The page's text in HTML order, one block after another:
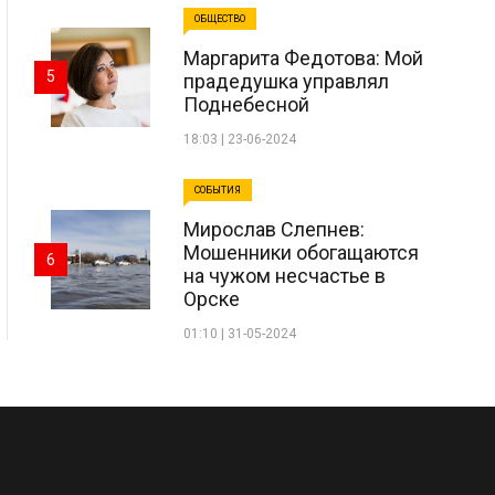
ОБЩЕСТВО
Маргарита Федотова: Мой
прадедушка управлял
Поднебесной
18:03 | 23-06-2024
5
СОБЫТИЯ
Мирослав Слепнев:
Мошенники обогащаются
на чужом несчастье в
Орске
01:10 | 31-05-2024
6